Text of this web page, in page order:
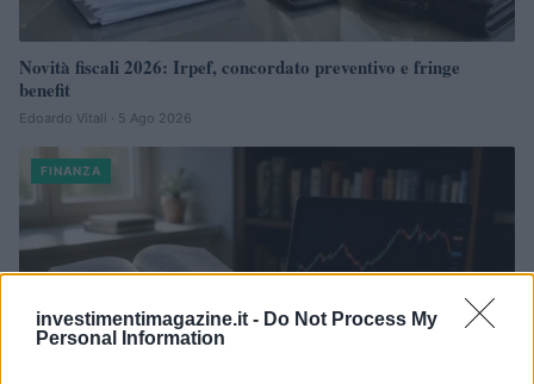
investimentimagazine.it - Do Not Process My
Personal Information
Novità fiscali 2026: Irpef, concordato preventivo e fringe
benefit
Edoardo Vitali · 5 Ago 2026
FINANZA